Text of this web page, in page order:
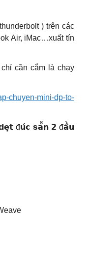
) trên các
Air, iMac…xuất tín
cần cắm là chạy
chuyen-mini-dp-to-
đ𝘂́𝗰 𝘀𝗮̆̃𝗻 𝟮 đ𝗮̂̀𝘂